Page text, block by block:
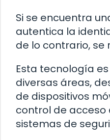
Si se encuentra
autentica la
de lo contrario, se
Esta tecnología
diversas áreas,
de dispositivos
control de acceso
sistemas de